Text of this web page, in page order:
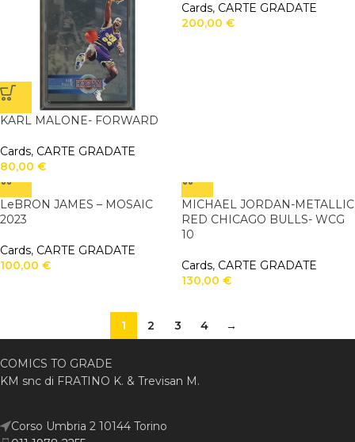
KARL MALONE- FORWARD
Cards, CARTE GRADATE
80,00 €
Cards, CARTE GRADATE
200,00 €
LeBRON JAMES – MOSAIC
2023
Cards, CARTE GRADATE
100,00 €
MICHAEL JORDAN-METALLIC
RED CHICAGO BULLS- WCG
10
Cards, CARTE GRADATE
130,00 €
1 2 3 4 →
COMICS TO GRADE
KM snc di FRATINO K. & Trevisan M.
Corso Umbria 2 10144 Torino